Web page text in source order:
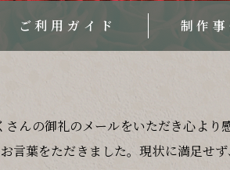
ご利用ガイド 制作事
の御礼のメールをいただき心より感
言葉をただきました。現状に満足せず